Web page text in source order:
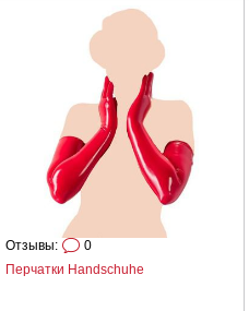
Перчатки Handschuhe
Отзывы: 0